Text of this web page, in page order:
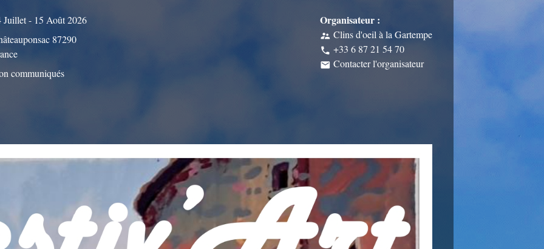
Juillet - 15 Août 2026
87290
communiqués
Organisateur :
supervisor_account Clins d'oeil à la Gartempe
phone +33 6 87 21 54 70
email Contacter l'organisateur